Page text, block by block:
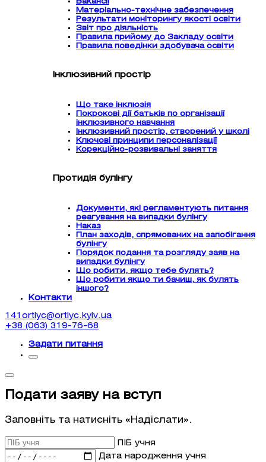
Матеріально-технічне забезпечення
Результати моніторингу якості освіти
Звіт про діяльність
Правила прийому до Закладу освіти
Правила поведінки здобувача освіти
Інклюзивний простір
Що таке інклюзія
Покрокові дії батьків по організації
інклюзивного навчання
Інклюзивний простір, створений у школі
Ключові принципи персоналізації
Корекційно-розвивальні заняття
Протидія булінгу
Документи, які регламентують питання
реагування на випадки булінгу
Наказ
План заходів, спрямованих на запобігання
булінгу
Порядок подання та розгляду заяв на
випадки булінгу
Що робити, якщо тебе булять?
Що робити якщо ти бачиш, як булять
іншого?
Контакти
141ortlyc@ortlyc.kyiv.ua
+38 (063) 319-76-68
Задати питання
Подати заяву на вступ
Заповніть та натисніть «Надіслати».
ПІБ учня
Дата народження учня